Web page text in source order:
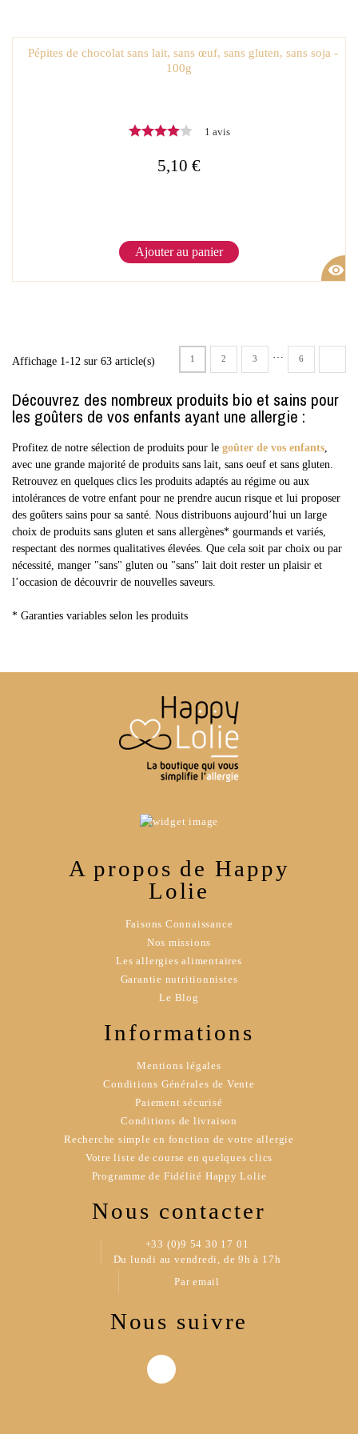
Pépites de chocolat sans lait, sans œuf, sans gluten, sans soja -
100g
1 avis
5,10 €
Ajouter au panier
visibility
Affichage 1-12 sur 63 article(s) 1 2 3 6
Découvrez des nombreux produits bio et sains pour
les goûters de vos enfants ayant une allergie :
Profitez de notre sélection de produits pour le goûter de vos enfants
avec une grande majorité de produits sans lait, sans oeuf et sans gluten.
Retrouvez en quelques clics les produits adaptés au régime ou aux
intolérances de votre enfant pour ne prendre aucun risque et lui proposer
des goûters sains pour sa santé. Nous distribuons aujourd’hui un large
choix de produits sans gluten et sans allergènes* gourmands et variés,
respectant des normes qualitatives élevées. Que cela soit par choix ou par
nécessité, manger "sans" gluten ou "sans" lait doit rester un plaisir et
l’occasion de découvrir de nouvelles saveurs.
* Garanties variables selon les produits
A propos de Happy
Lolie
Faisons Connaissance
Nos missions
Les allergies alimentaires
Garantie nutritionnistes
Le Blog
Informations
Mentions légales
Conditions Générales de Vente
Paiement sécurisé
Conditions de livraison
Recherche simple en fonction de votre allergie
Votre liste de course en quelques clics
Programme de Fidélité Happy Lolie
Nous contacter
+33 (0)9 54 30 17 01
Du lundi au vendredi, de 9h à 17h
Par email
Nous suivre